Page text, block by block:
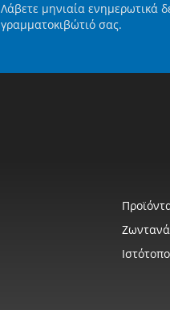
Λάβετε μηνιαία ενημερωτικά
γραμματοκιβώτιό σας.